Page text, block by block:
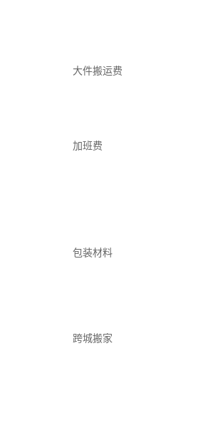
大件搬运费
加班费
包装材料
跨城搬家